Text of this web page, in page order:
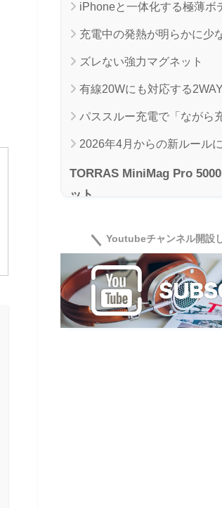
iPhoneと一体化する極薄ボ
充電中の発熱が明らかに少
ズレない強力マグネット
有線20Wにも対応する
パススルー充電で「ながら
2026年4月からの新ルール
TORRAS MiniMag Pro
ット
ワイヤレス出力は最大7.5W
価格は一万円前後とやや高
MiniMag Pro 10000mAhも
Youtubeチャンネル開設